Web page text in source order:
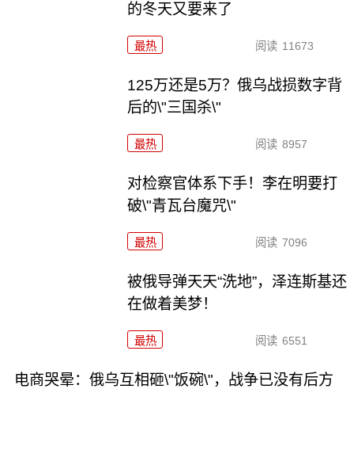
的冬天又要来了
最热 阅读 11673
125万还是5万？俄乌战损数字背
后的\"三国杀\"
最热 阅读 8957
对检察官体系下手！李在明要打
破\"青瓦台魔咒\"
最热 阅读 7096
被俄导弹天天“洗地”，泽连斯基还
在做着美梦！
最热 阅读 6551
电商哭晕：俄乌互相砸\"饭碗\"，战争已没有后方